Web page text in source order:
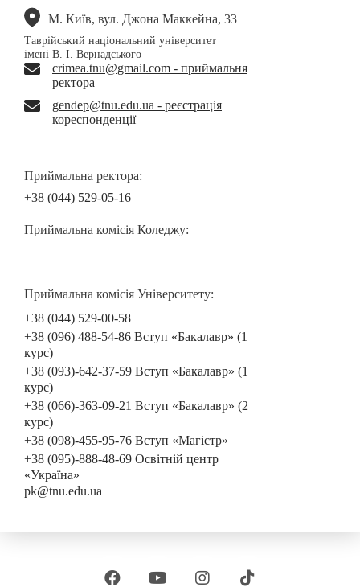
М. Київ, вул. Джона Маккейна, 33
Таврійський національний університет
імені В. І. Вернадського
crimea.tnu@gmail.com - приймальня
ректора
gendep@tnu.edu.ua - реєстрація
кореспонденції
Приймальна ректора:
+38 (044) 529-05-16
Приймальна комісія Коледжу:
Приймальна комісія Університету:
+38 (044) 529-00-58
+38 (096) 488-54-86 Вступ «Бакалавр» (1
курс)
+38 (093)-642-37-59 Вступ «Бакалавр» (1
курс)
+38 (066)-363-09-21 Вступ «Бакалавр» (2
курс)
+38 (098)-455-95-76 Вступ «Магістр»
+38 (095)-888-48-69 Освітній центр
«Україна»
pk@tnu.edu.ua